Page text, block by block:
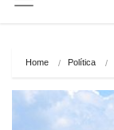
Home Política